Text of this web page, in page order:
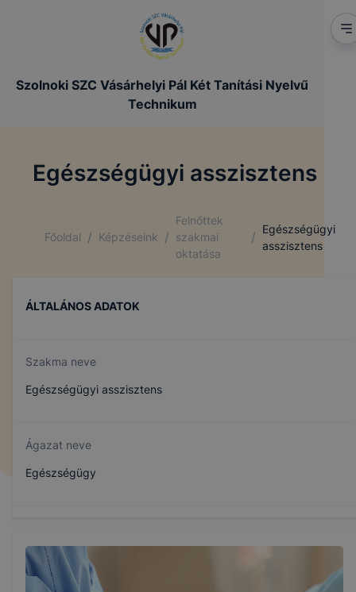
Szolnoki SZC Vásárhelyi Pál Két Tanítási Nyelvű
Technikum
Egészségügyi asszisztens
Főoldal / Képzéseink /
Felnőttek
szakmai
oktatása
/
Egészségügyi
asszisztens
ÁLTALÁNOS ADATOK
Szakma neve
Egészségügyi asszisztens
Ágazat neve
Egészségügy
509130302